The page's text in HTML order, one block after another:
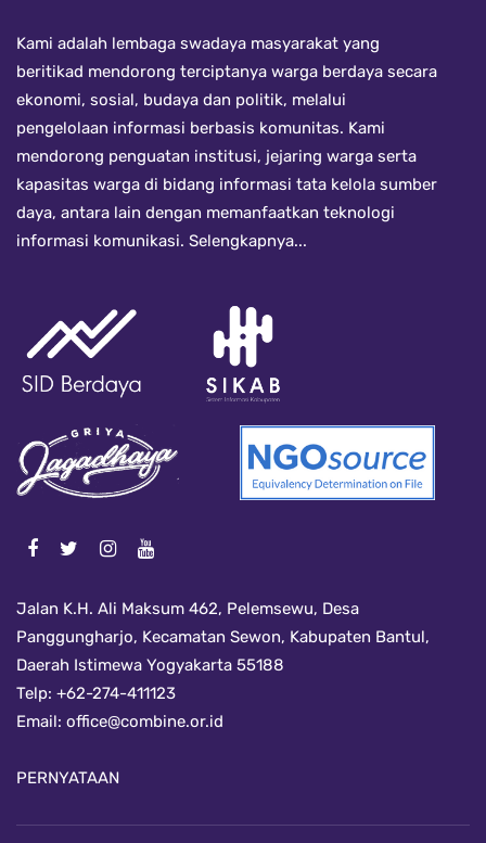
Kami adalah lembaga swadaya masyarakat yang
beritikad mendorong terciptanya warga berdaya secara
ekonomi, sosial, budaya dan politik, melalui
pengelolaan informasi berbasis komunitas. Kami
mendorong penguatan institusi, jejaring warga serta
kapasitas warga di bidang informasi tata kelola sumber
daya, antara lain dengan memanfaatkan teknologi
informasi komunikasi. Selengkapnya...
Jalan K.H. Ali Maksum 462, Pelemsewu, Desa
Panggungharjo, Kecamatan Sewon, Kabupaten Bantul,
Daerah Istimewa Yogyakarta 55188
Telp: +62-274-411123
Email: office@combine.or.id
PERNYATAAN